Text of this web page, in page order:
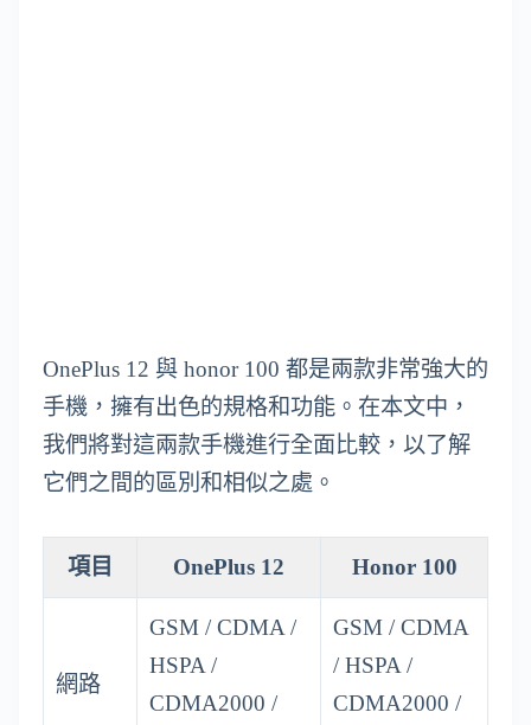
OnePlus 12 與 honor 100 都是兩款非常強大的
手機，擁有出色的規格和功能。在本文中，
我們將對這兩款手機進行全面比較，以了解
它們之間的區別和相似之處。
項目 OnePlus 12 Honor 100
網路
GSM / CDMA /
HSPA /
CDMA2000 /
GSM / CDMA
/ HSPA /
CDMA2000 /